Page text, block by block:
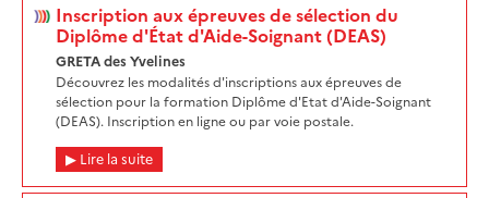
Inscription aux épreuves de sélection du
Diplôme d'État d'Aide-Soignant (DEAS)
GRETA des Yvelines
Découvrez les modalités d'inscriptions aux épreuves de
sélection pour la formation Diplôme d'Etat d'Aide-Soignant
(DEAS). Inscription en ligne ou par voie postale.
Lire la suite